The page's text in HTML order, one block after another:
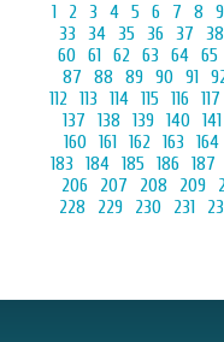
1 2 3 4 5 6 7 8 9
33
34 35 36 37 38
60 61 62 63 64 65
87
88 89 90 91
112 113 114 115 116 117
137
138 139 140 141
160 161 162 163 164
183
184 185 186 187
206
207 208 209
228
229 230 231